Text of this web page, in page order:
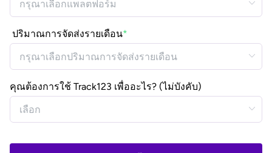
ปริมาณการจัดส่งรายเดือน
คุณต้องการใช้ Track123 เพื่ออะไร? (ไม่บังคับ)